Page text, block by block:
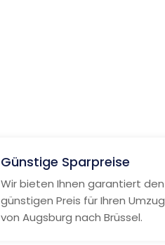
Günstige Sparpreise
Wir bieten Ihnen garantiert den
günstigen Preis für Ihren Umzug
von Augsburg nach Brüssel.